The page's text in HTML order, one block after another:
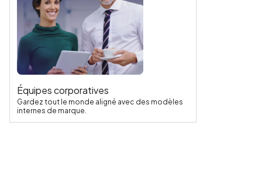
Équipes corporatives
Gardez tout le monde aligné avec des modèles
internes de marque.